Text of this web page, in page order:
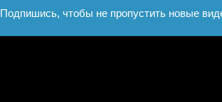
Подпишись, чтобы не пропустить новые